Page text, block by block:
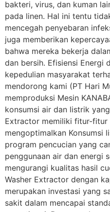
bakteri, virus, dan kuman
pada linen. Hal ini tentu
mencegah penyebaran
juga memberikan
bahwa mereka bekerja
dan bersih. Efisiensi Energi
kepedulian masyarakat
mendorong kami (PT Hari
memproduksi Mesin
konsumsi air dan listrik
Extractor memiliki fitur-fitur
mengoptimalkan Konsumsi
program pencucian yang
penggunaan air dan energi
mengurangi kualitas hasil
Washer Extractor dengan
merupakan investasi yang
sakit dalam mencapai